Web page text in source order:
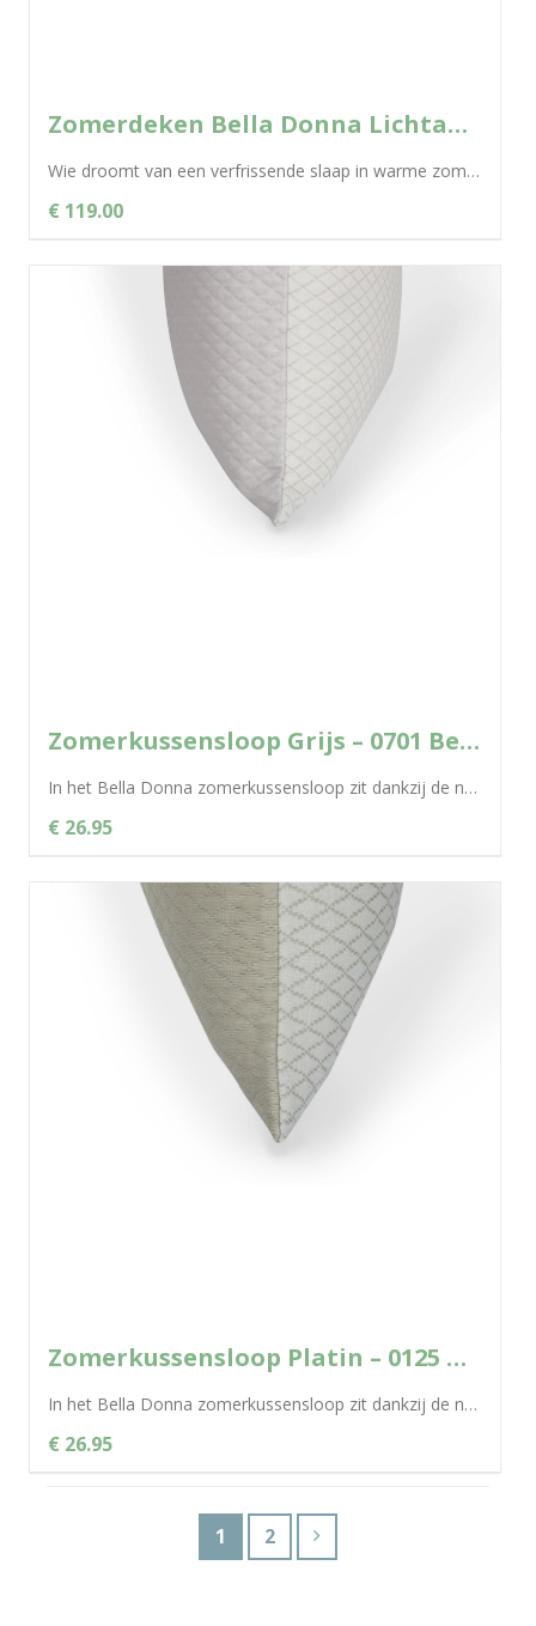
Zomerdeken Bella Donna Lichtantraciet – 0215
Wie droomt van een verfrissende slaap in warme zomernachten, kan gerust zijn ogen openen: de Bella Donna zomerdeken biedt dankzij de natuurlijke...
€ 119.00
Zomerkussensloop Grijs – 0701 Bella Donna
In het Bella Donna zomerkussensloop zit dankzij de natuurlijke cellulosevezel Tencel® een uitgekiend klimaatconcept voor een aangenaam en droog slaapklimaat. De fantastische...
€ 26.95
Zomerkussensloop Platin – 0125 Bella Donna
In het Bella Donna zomerkussensloop zit dankzij de natuurlijke cellulosevezel Tencel® een uitgekiend klimaatconcept voor een aangenaam en droog slaapklimaat. De fantastische...
€ 26.95
1 2